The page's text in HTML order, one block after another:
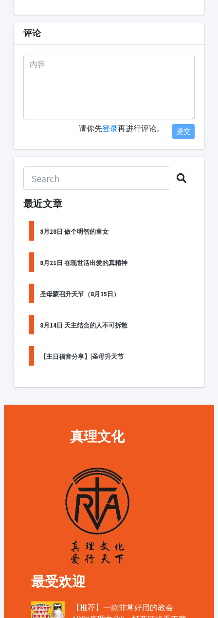
评论
请你先登录再进行评论。 提交
最近文章
8月28日 做个明智的童女
8月21日 在现世活出爱的真精神
圣母蒙召升天节（8月15日）
8月14日 天主结合的人不可拆散
【主日福音分享】|圣母升天节
真理文化
最受欢迎
【推荐】一款非常好用的教会